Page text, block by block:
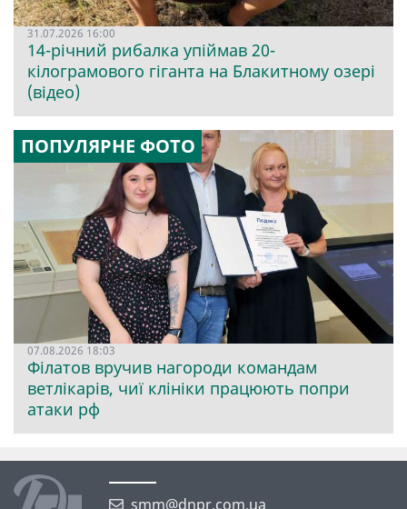
31.07.2026 16:00
14-річний рибалка упіймав 20-
кілограмового гіганта на Блакитному озері
(відео)
ПОПУЛЯРНЕ ФОТО
07.08.2026 18:03
Філатов вручив нагороди командам
ветлікарів, чиї клініки працюють попри
атаки рф
smm@dnpr.com.ua